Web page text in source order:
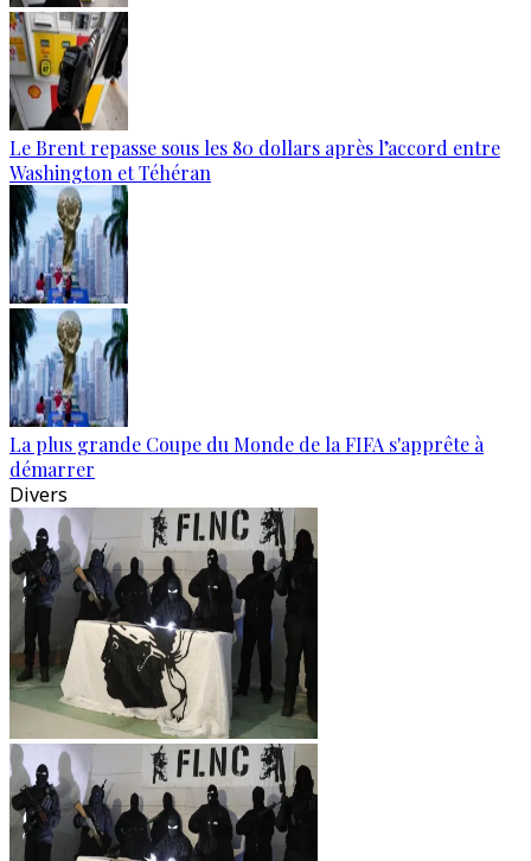
Le Brent repasse sous les 80 dollars après l’accord entre
Washington et Téhéran
La plus grande Coupe du Monde de la FIFA s'apprête à
démarrer
Divers